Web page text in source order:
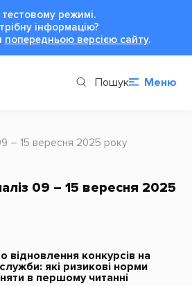
режимі.
інформацію?
попередньою версією сайту.
Пошук Меню
– 15 вересня 2025 року
09 – 15 вересня 2025
конкурсів на
які ризикові норми
в першому читанні